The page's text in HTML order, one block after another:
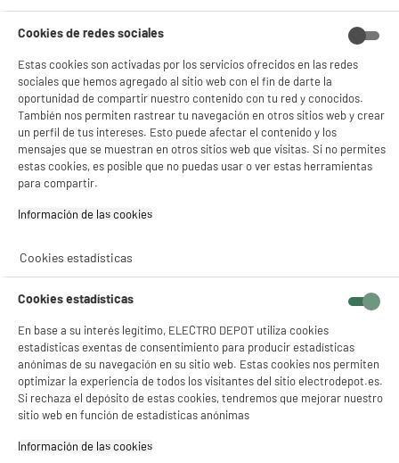
5 TIENDAS A TU SERVICIO
ELIGE TU TIENDA
Valencia -
ENVÍO Y RECOGIDA
Envío a domicilio: 3 - 5 días laborables
ESTAMOS EN CONTACTO
¡DESCARGA NUESTRA APP!
Cookies de redes sociales
Estas cookies son activadas por los servicios ofrecidos en las redes
sociales que hemos agregado al sitio web con el fin de darte la
oportunidad de compartir nuestro contenido con tu red y conocidos.
También nos permiten rastrear tu navegación en otros sitios web y crear
un perfil de tus intereses. Esto puede afectar el contenido y los
mensajes que se muestran en otros sitios web que visitas. Si no permites
estas cookies, es posible que no puedas usar o ver estas herramientas
para compartir.
Información de las cookies‎
Cookies estadísticas
Cookies estadísticas
En base a su interés legítimo, ELECTRO DEPOT utiliza cookies
estadísticas exentas de consentimiento para producir estadísticas
anónimas de su navegación en su sitio web. Estas cookies nos permiten
optimizar la experiencia de todos los visitantes del sitio electrodepot.es.
Si rechaza el depósito de estas cookies, tendremos que mejorar nuestro
sitio web en función de estadísticas anónimas
Información de las cookies‎